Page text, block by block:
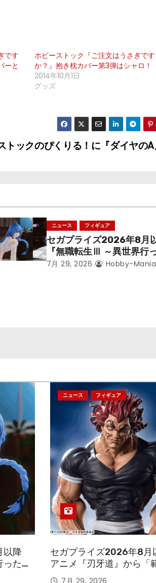
です
ーと
ホビーストック『ご注文はうさぎです
か？』抱き枕カバー第3弾はシャロ！
2014年10月1日
グッズ
トックのぴくりる！に『ダイヤの
ニュース フィギュア
セガプライズ2026年8月
『無職転生Ⅲ ～異世界行
本気だす～』から「ロキ
7月 29, 2026 Hobby-
以降
たら
ー」
ニュース フィギュア
セガプライズ2026年8月
アニメ『刃牙道』から「
次郎」が登場ッッ!!
7月 29, 2026